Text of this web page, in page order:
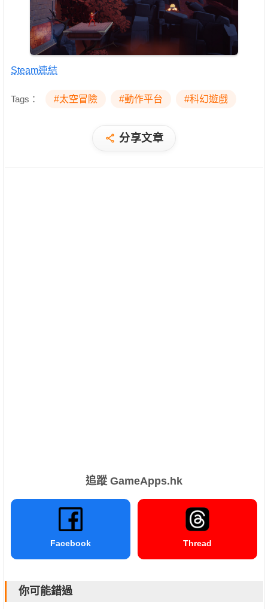
Steam連結
Tags： #太空冒險 #動作平台 #科幻遊戲
分享文章
追蹤 GameApps.hk
Facebook Thread
你可能錯過